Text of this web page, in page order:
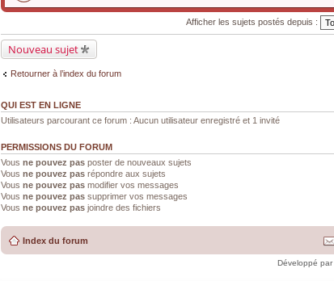
Afficher les sujets postés depuis :
Nouveau sujet
Retourner à l’index du forum
QUI EST EN LIGNE
Utilisateurs parcourant ce forum : Aucun utilisateur enregistré et 1 invité
PERMISSIONS DU FORUM
Vous ne pouvez pas poster de nouveaux sujets
Vous ne pouvez pas répondre aux sujets
Vous ne pouvez pas modifier vos messages
Vous ne pouvez pas supprimer vos messages
Vous ne pouvez pas joindre des fichiers
Index du forum
Développé par